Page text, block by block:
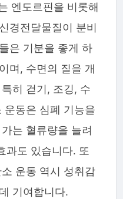
엔도르핀을 비롯해
경전달물질이 분비
은 기분을 좋게 하
며, 수면의 질을 개
히 걷기, 조깅, 수
운동은 심폐 기능을
는 혈류량을 늘려
과도 있습니다. 또
운동 역시 성취감
기여합니다.